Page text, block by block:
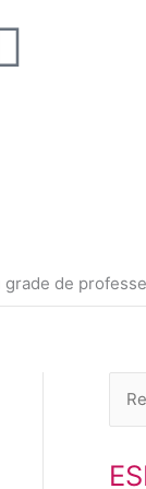
L
e
d
grade de
c